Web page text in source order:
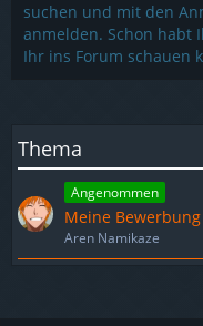
suchen und mit den
anmelden. Schon habt
Ihr ins Forum schauen
Thema
Angenommen
Meine
Aren Namikaze